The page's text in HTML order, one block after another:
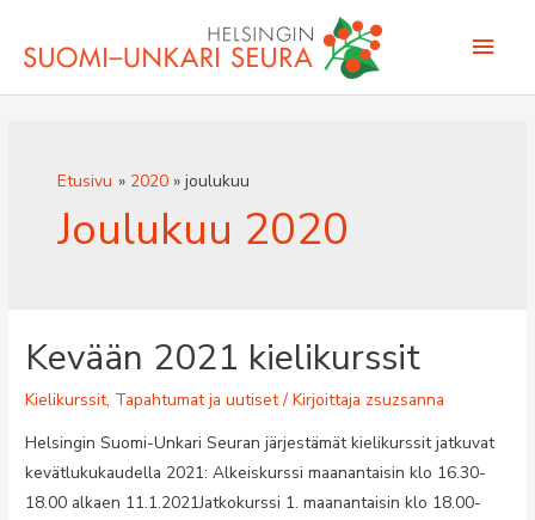
sisältöön
Etusivu 2020 joulukuu
Joulukuu 2020
Kevään 2021 kielikurssit
Kielikurssit, Tapahtumat ja uutiset/ Kirjoittaja zsuzsanna
Helsingin Suomi-Unkari Seuran järjestämät kielikurssit jatkuvat
kevätlukukaudella 2021: Alkeiskurssi maanantaisin klo 16.30-
18.00 alkaen 11.1.2021Jatkokurssi 1. maanantaisin klo 18.00-